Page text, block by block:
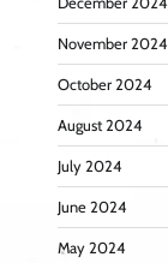
November 2024
October 2024
August 2024
July 2024
June 2024
May 2024